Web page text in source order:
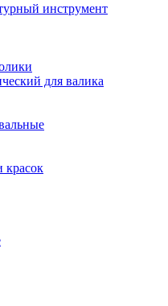
инструмент
для валика
красок